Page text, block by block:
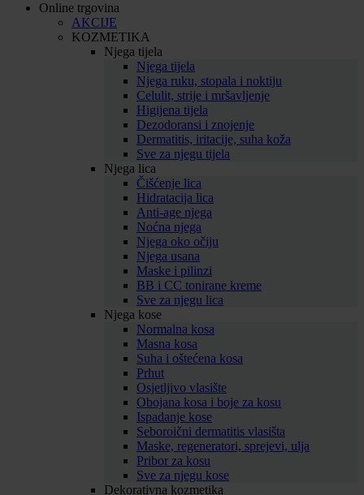
Online trgovina
AKCIJE
KOZMETIKA
Njega tijela
Njega tijela
Njega ruku, stopala i noktiju
Celulit, strije i mršavljenje
Higijena tijela
Dezodoransi i znojenje
Dermatitis, iritacije, suha koža
Sve za njegu tijela
Njega lica
Čišćenje lica
Hidratacija lica
Anti-age njega
Noćna njega
Njega oko očiju
Njega usana
Maske i pilinzi
BB i CC tonirane kreme
Sve za njegu lica
Njega kose
Normalna kosa
Masna kosa
Suha i oštećena kosa
Prhut
Osjetljivo vlasište
Obojana kosa i boje za kosu
Ispadanje kose
Seboroični dermatitis vlasišta
Maske, regeneratori, sprejevi, ulja
Pribor za kosu
Sve za njegu kose
Dekorativna kozmetika